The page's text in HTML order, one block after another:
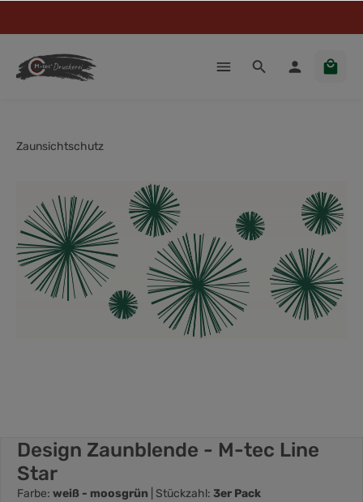
Zaunsichtschutz
Design Zaunblende - M-tec Line
Star
Farbe: weiß - moosgrün | Stückzahl: 3er Pack